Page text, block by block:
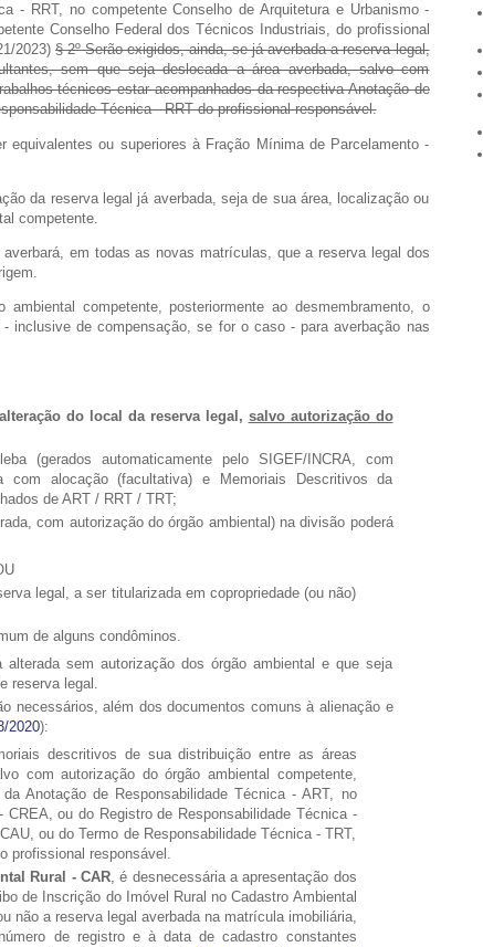
- RRT, no competente Conselho de Arquitetura e Urbanismo -
Conselho Federal dos Técnicos Industriais, do profissional
2023) § 2º Serão exigidos, ainda, se já averbada a reserva legal,
sem que seja deslocada a área averbada, salvo com
técnicos estar acompanhados da respectiva Anotação de
Técnica - RRT do profissional responsável.
ou superiores à Fração Mínima de Parcelamento -
da reserva legal já averbada, seja de sua área, localização ou
competente.
em todas as novas matrículas, que a reserva legal dos
competente, posteriormente ao desmembramento, o
inclusive de compensação, se for o caso - para averbação nas
do local da reserva legal, salvo autorização do
(gerados automaticamente pelo SIGEF/INCRA, com
com alocação (facultativa) e Memoriais Descritivos da
de ART / RRT / TRT;
com autorização do órgão ambiental) na divisão poderá
legal, a ser titularizada em copropriedade (ou não)
de alguns condôminos.
sem autorização dos órgão ambiental e que seja
reserva legal.
necessários, além dos documentos comuns à alienação e
2020):
descritivos de sua distribuição entre as áreas
com autorização do órgão ambiental competente,
Anotação de Responsabilidade Técnica - ART, no
ou do Registro de Responsabilidade Técnica -
ou do Termo de Responsabilidade Técnica - TRT,
profissional responsável.
Rural - CAR, é desnecessária a apresentação dos
de Inscrição do Imóvel Rural no Cadastro Ambiental
não a reserva legal averbada na matrícula imobiliária,
de registro e à data de cadastro constantes